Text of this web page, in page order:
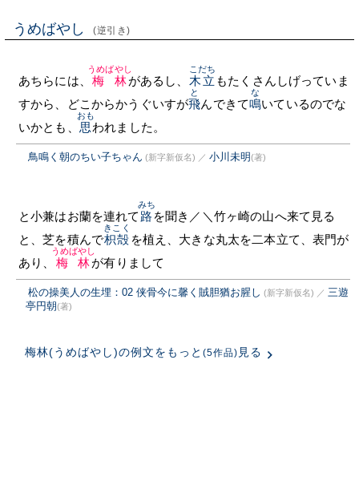
うめばやし (逆引き)
あちらには、 梅林
うめばやし
があるし、 木立
こだち
もたくさんしげっていま
すから、どこからかうぐいすが飛
と
んできて鳴
な
いているのでな
いかとも、 思
おも
われました。
鳥鳴く朝のちい子ちゃん (新字新仮名) ／ 小川未明(著)
と小兼はお蘭を連れて 路
みち
を聞き／＼竹ヶ崎の山へ来て見る
と、芝を積んで枳殻
きこく
を植え、大きな丸太を二本立て、表門が
あり、 梅林
うめばやし
が有りまして
松の操美人の生埋：02 侠骨今に馨く賊胆猶お腥し (新字新仮名) ／ 三遊
亭円朝(著)
梅林(うめばやし)の例文をもっと (5作品) 見る